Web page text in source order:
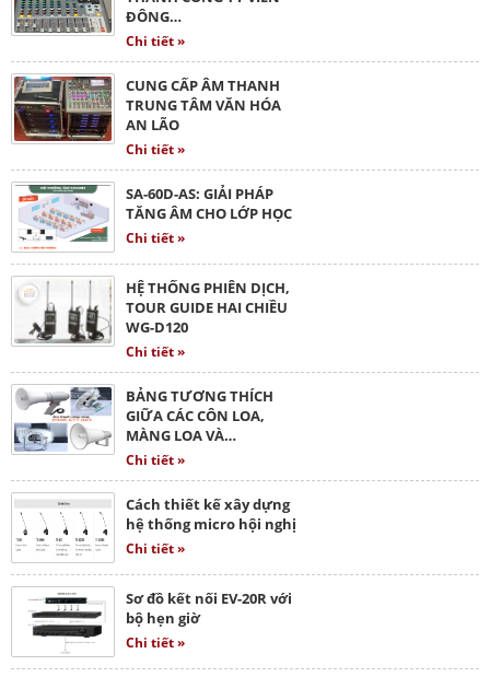
ĐÔNG…
Chi tiết »
CUNG CẤP ÂM THANH
TRUNG TÂM VĂN HÓA
AN LÃO
Chi tiết »
SA-60D-AS: GIẢI PHÁP
TĂNG ÂM CHO LỚP HỌC
Chi tiết »
HỆ THỐNG PHIÊN DỊCH,
TOUR GUIDE HAI CHIỀU
WG-D120
Chi tiết »
BẢNG TƯƠNG THÍCH
GIỮA CÁC CÔN LOA,
MÀNG LOA VÀ…
Chi tiết »
Cách thiết kế xây dựng
hệ thống micro hội nghị
Chi tiết »
Sơ đồ kết nối EV-20R với
bộ hẹn giờ
Chi tiết »